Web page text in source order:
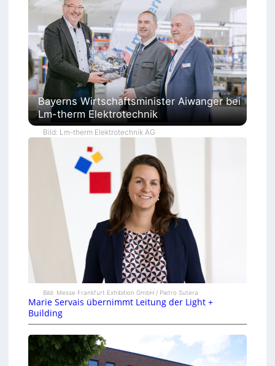
Bayerns Wirtschaftsminister Aiwanger bei
Lm-therm Elektrotechnik
Bild: Lm-therm Elektrotechnik AG
Bild: Messe Frankfurt Exhibition GmbH / Pietro Sutera
Marie Servais übernimmt Leitung der Light +
Building